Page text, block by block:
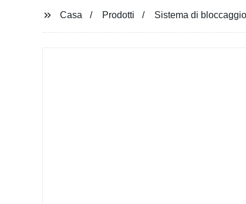
Casa Prodotti Sistema di